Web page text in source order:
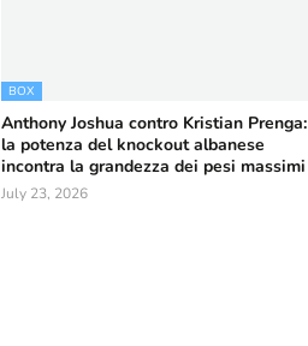
BOX
Anthony Joshua contro Kristian Prenga:
la potenza del knockout albanese
incontra la grandezza dei pesi massimi
July 23, 2026